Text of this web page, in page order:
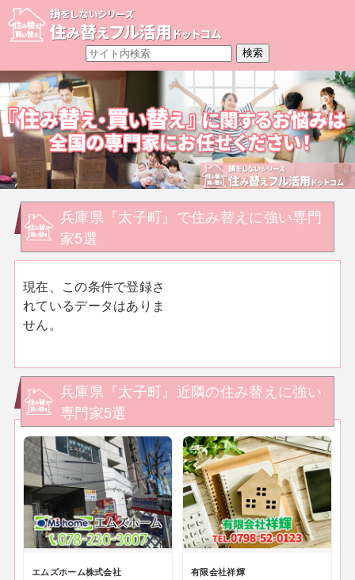
兵庫県『太子町』で住み替えに強い専門
家5選
現在、この条件で登録さ
れているデータはありま
せん。
兵庫県『太子町』近隣の住み替えに強い
専門家5選
エムズホーム株式会社 有限会社祥輝